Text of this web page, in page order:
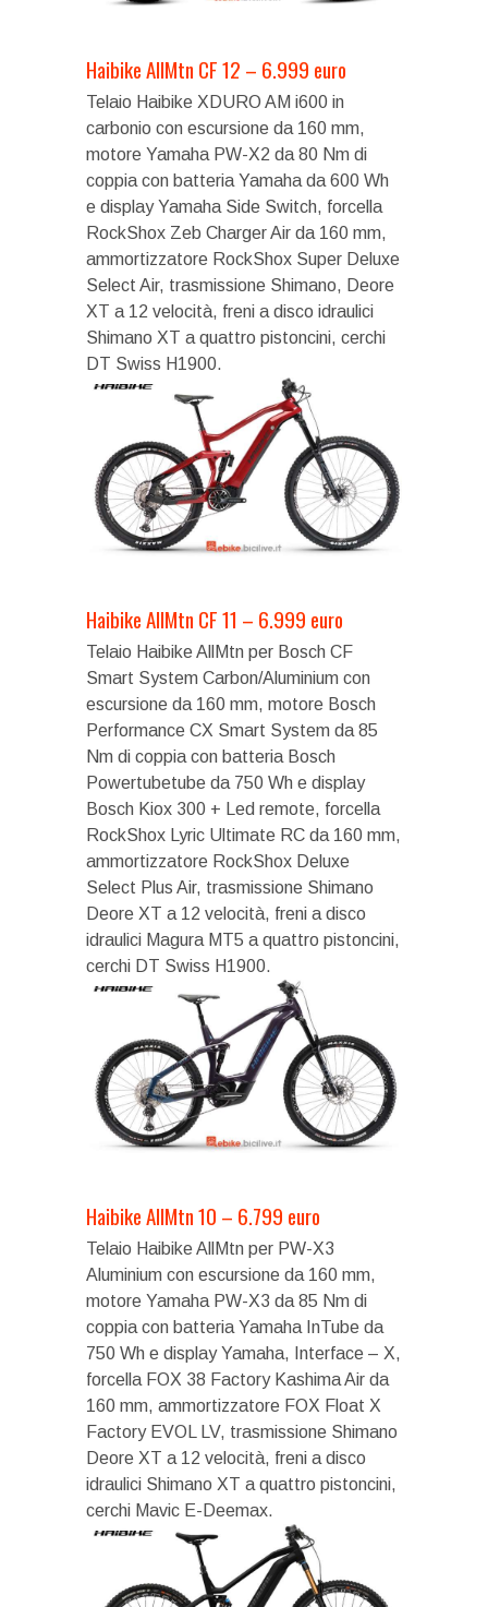
Haibike AllMtn CF 12 – 6.999 euro
Telaio Haibike XDURO AM i600 in
carbonio con escursione da 160 mm,
motore Yamaha PW-X2 da 80 Nm di
coppia con batteria Yamaha da 600 Wh
e display Yamaha Side Switch, forcella
RockShox Zeb Charger Air da 160 mm,
ammortizzatore RockShox Super Deluxe
Select Air, trasmissione Shimano, Deore
XT a 12 velocità, freni a disco idraulici
Shimano XT a quattro pistoncini, cerchi
DT Swiss H1900.
Haibike AllMtn CF 11 – 6.999 euro
Telaio Haibike AllMtn per Bosch CF
Smart System Carbon/Aluminium con
escursione da 160 mm, motore Bosch
Performance CX Smart System da 85
Nm di coppia con batteria Bosch
Powertubetube da 750 Wh e display
Bosch Kiox 300 + Led remote, forcella
RockShox Lyric Ultimate RC da 160 mm,
ammortizzatore RockShox Deluxe
Select Plus Air, trasmissione Shimano
Deore XT a 12 velocità, freni a disco
idraulici Magura MT5 a quattro pistoncini,
cerchi DT Swiss H1900.
Haibike AllMtn 10 – 6.799 euro
Telaio Haibike AllMtn per PW-X3
Aluminium con escursione da 160 mm,
motore Yamaha PW-X3 da 85 Nm di
coppia con batteria Yamaha InTube da
750 Wh e display Yamaha, Interface – X,
forcella FOX 38 Factory Kashima Air da
160 mm, ammortizzatore FOX Float X
Factory EVOL LV, trasmissione Shimano
Deore XT a 12 velocità, freni a disco
idraulici Shimano XT a quattro pistoncini,
cerchi Mavic E-Deemax.